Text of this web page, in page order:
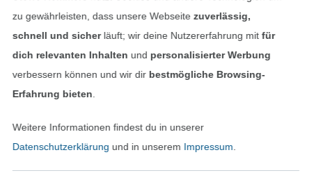
Kontakt
Bestellung widerrufen
Finde mehr Inspiration
zu gewährleisten, dass unsere Webseite zuverlässig,
schnell und sicherläuft; wir deine Nutzererfahrung mitfür
dich relevanten Inhalten und personalisierter Werbung
verbessern können und wir dir bestmögliche Browsing-
Erfahrung bieten
Weitere Informationen findest du in unserer
Datenschutzerklärung und in unserem Impressum